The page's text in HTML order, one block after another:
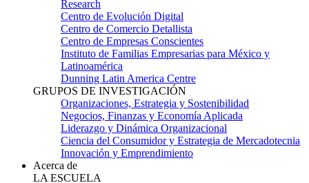
Research
Centro de Evolución Digital
Centro de Comercio Detallista
Centro de Empresas Conscientes
Instituto de Familias Empresarias para México y
Latinoamérica
Dunning Latin America Centre
GRUPOS DE INVESTIGACIÓN
Organizaciones, Estrategia y Sostenibilidad
Negocios, Finanzas y Economía Aplicada
Liderazgo y Dinámica Organizacional
Ciencia del Consumidor y Estrategia de Mercadotecnia
Innovación y Emprendimiento
Acerca de
LA ESCUELA